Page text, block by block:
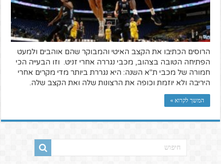
הרוסים הכתיבו את הקצב האיטי והמבוקר שהם אוהבים ולמעט
הפתיחה הטובה בצהוב, מכבי נגררה אחרי זניט. וזו הבעייה הכי
חמורה של מכבי ת"א השנה: היא נגררת ביותר מדי מקרים אחרי
היריבה ולא יוזמת וכופה את הרצונות שלה ואת הקצב שלה.
המשך לקרוא »